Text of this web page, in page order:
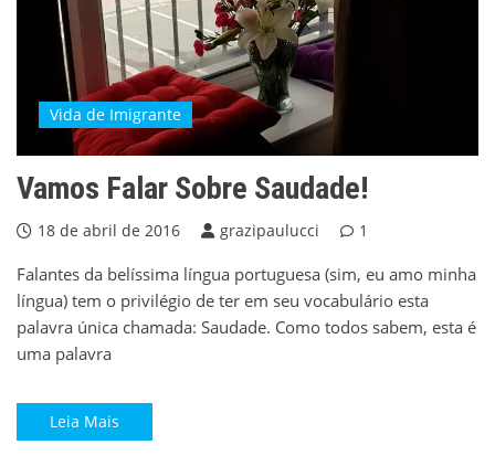
Vida de Imigrante
Vamos Falar Sobre Saudade!
18 de abril de 2016 grazipaulucci 1
Falantes da belíssima língua portuguesa (sim, eu amo minha
língua) tem o privilégio de ter em seu vocabulário esta
palavra única chamada: Saudade. Como todos sabem, esta é
uma palavra
Leia Mais